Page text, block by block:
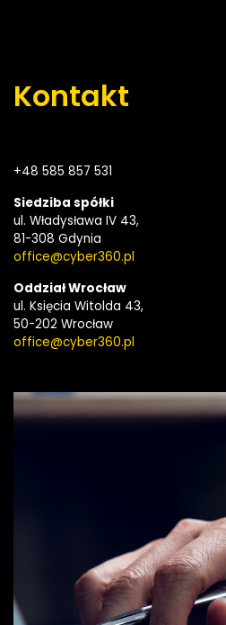
Kontakt
+48 585 857 531
Siedziba spółki
ul. Władysława IV 43,
81-308 Gdynia
office@cyber360.pl
Oddział Wrocław
ul. Księcia Witolda 43,
50-202 Wrocław
office@cyber360.pl